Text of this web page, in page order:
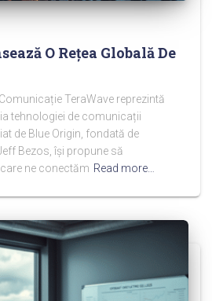
O Rețea Globală De
TeraWave reprezintă
tehnologiei de comunicații
de Blue Origin, fondată de
Bezos, își propune să
ne conectăm Read more…